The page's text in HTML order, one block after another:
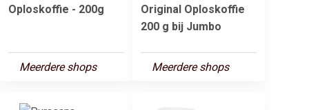
Oploskoffie - 200g
Meerdere shops
Original Oploskoffie
200 g bij Jumbo
Meerdere shops